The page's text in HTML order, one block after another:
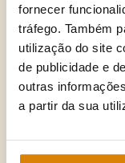
fornecer
tráfego. Também
utilização do site
de publicidade e
outras
a partir da sua